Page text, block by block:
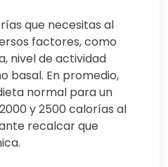
que necesitas al
factores, como
nivel de actividad
basal. En promedio,
normal para un
y 2500 calorías al
recalcar que